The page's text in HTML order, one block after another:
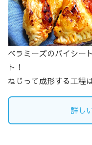
ベラミーズのパイシー
ト！
ねじって成形する工程
詳し